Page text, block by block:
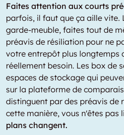
Faites attention aux courts
parfois, il faut que ça aille vite.
garde-meuble, faites tout de
préavis de résiliation pour ne
votre entrepôt plus longtemps
réellement besoin. Les box de
espaces de stockage qui
sur la plateforme de
distinguent par des préavis de
cette manière, vous n'êtes pas
plans changent.